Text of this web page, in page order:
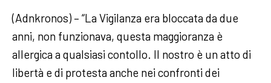
(Adnkronos) – “La Vigilanza era bloccata da due
anni, non funzionava, questa maggioranza è
allergica a qualsiasi contollo. Il nostro è un atto di
libertà e di protesta anche nei confronti dei